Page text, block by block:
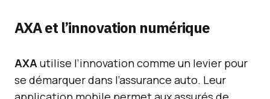
AXA et l’innovation numérique
AXAutilise l’innovation comme un levier pour
se démarquer dans l’assurance auto. Leur